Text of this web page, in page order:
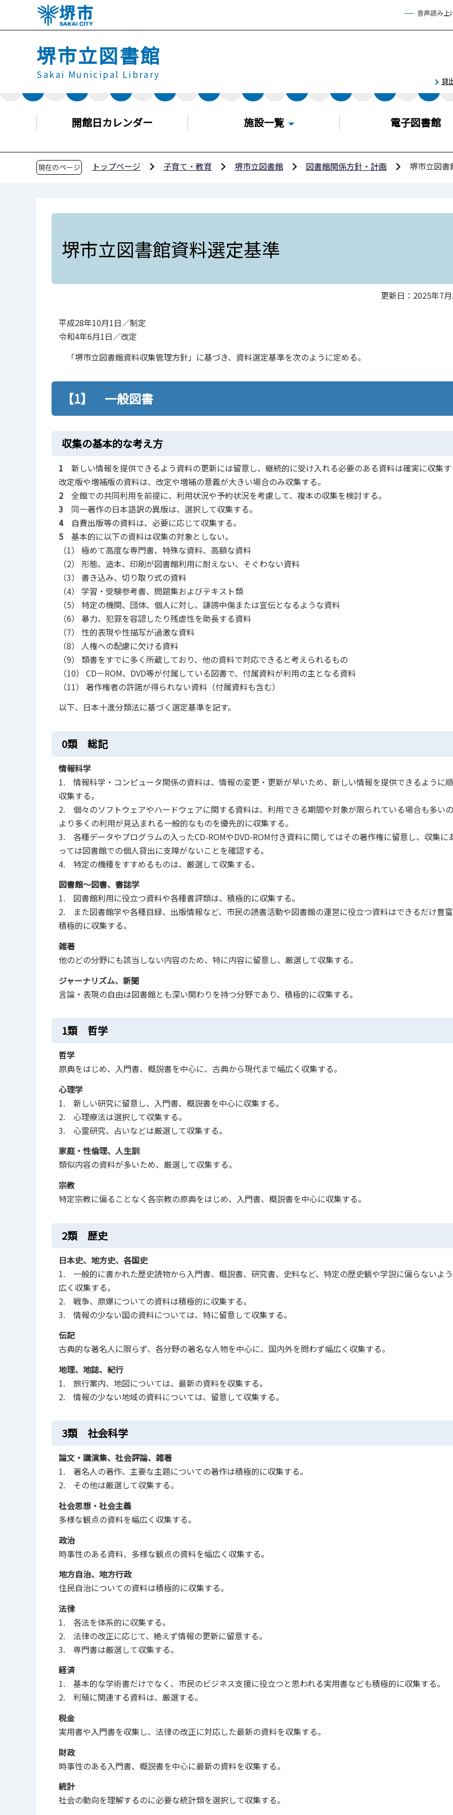
ペ
音声読み上
堺市立図書館
Sakai Municipal Library
貸
開館日カレンダー 施設一覧 電子図書館
現在のページ トップページ 子育て・教育 堺市立図書館 図書館関係方針・計画 堺市立図
堺市立図書館資料選定基準
更新日：2025年7
平成28年10月1日／制定
令和4年6月1日／改定
「堺市立図書館資料収集管理方針」に基づき、資料選定基準を次のように定める。
【1】 一般図書
収集の基本的な考え方
1 新しい情報を提供できるよう資料の更新には留意し、継続的に受け入れる必要のある資料は確実に収集
改定版や増補版の資料は、改定や増補の意義が大きい場合のみ収集する。
2全館での共同利用を前提に、利用状況や予約状況を考慮して、複本の収集を検討する。
3 同一著作の日本語訳の異版は、選択して収集する。
4自費出版等の資料は、必要に応じて収集する。
5基本的に以下の資料は収集の対象としない。
（1） 極めて高度な専門書、特殊な資料、高額な資料
（2） 形態、造本、印刷が図書館利用に耐えない、そぐわない資料
（3） 書き込み、切り取り式の資料
（4） 学習・受験参考書、問題集およびテキスト類
（5） 特定の機関、団体、個人に対し、誹謗中傷または宣伝となるような資料
（6） 暴力、犯罪を容認したり残虐性を助長する資料
（7） 性的表現や性描写が過激な資料
（8） 人権への配慮に欠ける資料
（9） 類書をすでに多く所蔵しており、他の資料で対応できると考えられるもの
（10） CD－ROM、DVD等が付属している図書で、付属資料が利用の主となる資料
（11） 著作権者の許諾が得られない資料（付属資料も含む）
以下、日本十進分類法に基づく選定基準を記す。
0類 総記
情報科学
1. 情報科学・コンピュータ関係の資料は、情報の変更・更新が早いため、新しい情報を提供できるように
収集する。
2. 個々のソフトウェアやハードウェアに関する資料は、利用できる期間や対象が限られている場合も多い
より多くの利用が見込まれる一般的なものを優先的に収集する。
3. 各種データやプログラムの入ったCD-ROMやDVD-ROM付き資料に関してはその著作権に留意し、収集に
っては図書館での個人貸出に支障がないことを確認する。
4. 特定の機種をすすめるものは、厳選して収集する。
図書館～図書、書誌学
1. 図書館利用に役立つ資料や各種書評類は、積極的に収集する。
2. また図書館学や各種目録、出版情報など、市民の読書活動や図書館の運営に役立つ資料はできるだけ豊
積極的に収集する。
雑著
他のどの分野にも該当しない内容のため、特に内容に留意し、厳選して収集する。
ジャーナリズム、新聞
言論・表現の自由は図書館とも深い関わりを持つ分野であり、積極的に収集する。
1類 哲学
哲学
原典をはじめ、入門書、概説書を中心に、古典から現代まで幅広く収集する。
心理学
1. 新しい研究に留意し、入門書、概説書を中心に収集する。
2. 心理療法は選択して収集する。
3. 心霊研究、占いなどは厳選して収集する。
家庭・性倫理、人生訓
類似内容の資料が多いため、厳選して収集する。
宗教
特定宗教に偏ることなく各宗教の原典をはじめ、入門書、概説書を中心に収集する。
2類 歴史
日本史、地方史、各国史
1. 一般的に書かれた歴史読物から入門書、概説書、研究書、史料など、特定の歴史観や学説に偏らないよ
広く収集する。
2. 戦争、原爆についての資料は積極的に収集する。
3. 情報の少ない国の資料については、特に留意して収集する。
伝記
古典的な著名人に限らず、各分野の著名な人物を中心に、国内外を問わず幅広く収集する。
地理、地誌、紀行
1. 旅行案内、地図については、最新の資料を収集する。
2. 情報の少ない地域の資料については、留意して収集する。
3類 社会科学
論文・講演集、社会評論、雑著
1. 著名人の著作、主要な主題についての著作は積極的に収集する。
2. その他は厳選して収集する。
社会思想・社会主義
多様な観点の資料を幅広く収集する。
政治
時事性のある資料、多様な観点の資料を幅広く収集する。
地方自治、地方行政
住民自治についての資料は積極的に収集する。
法律
1. 各法を体系的に収集する。
2. 法律の改正に応じて、絶えず情報の更新に留意する。
3. 専門書は厳選して収集する。
経済
1. 基本的な学術書だけでなく、市民のビジネス支援に役立つと思われる実用書なども積極的に収集する。
2. 利殖に関連する資料は、厳選する。
税金
実用書や入門書を収集し、法律の改正に対応した最新の資料を収集する。
財政
時事性のある入門書、概説書を中心に最新の資料を収集する。
統計
社会の動向を理解するのに必要な統計類を選択して収集する。